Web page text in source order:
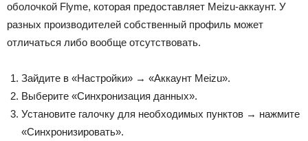
оболочкой Flyme, которая предоставляет Meizu-аккаунт. У
разных производителей собственный профиль может
отличаться либо вообще отсутствовать.
Зайдите в «Настройки» → «Аккаунт Meizu».
Выберите «Синхронизация данных».
Установите галочку для необходимых пунктов → нажмите
«Синхронизировать».